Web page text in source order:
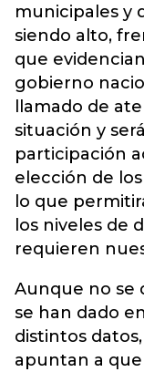
municipales y
siendo alto,
que
gobierno
llamado de
situación y
participación
elección de
lo que
los niveles de
requieren
Aunque no se
se han dado
distintos
apuntan a